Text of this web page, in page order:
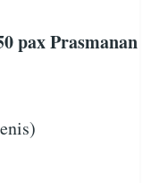
pax Prasmanan